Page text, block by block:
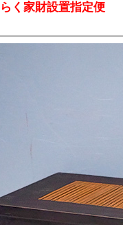
く家財設置指定便